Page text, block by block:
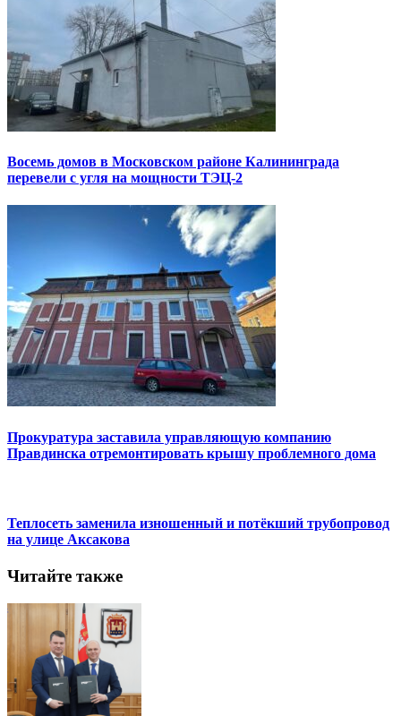
Восемь домов в Московском районе Калининграда
перевели с угля на мощности ТЭЦ-2
Прокуратура заставила управляющую компанию
Правдинска отремонтировать крышу проблемного дома
Теплосеть заменила изношенный и потёкший трубопровод
на улице Аксакова
Читайте также